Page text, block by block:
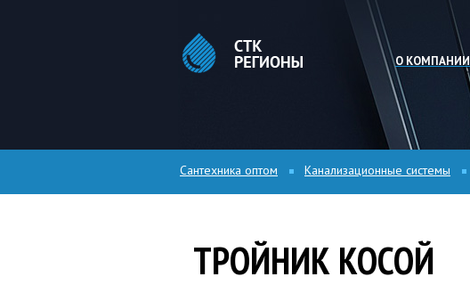
О КОМПАНИИ
Сантехника оптом Канализационные системы
ТРОЙНИК КОСОЙ